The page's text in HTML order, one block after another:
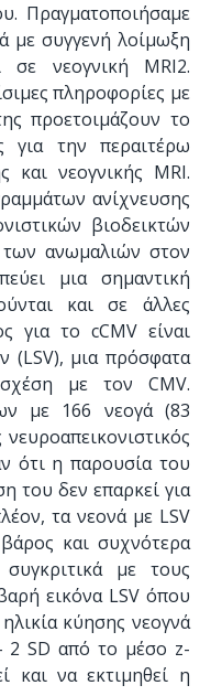
Πραγματοποιήσαμε
με συγγενή λοίμωξη
νεογνική MRI2.
πληροφορίες με
προετοιμάζουν το
για την περαιτέρω
και νεογνικής MRI.
ανίχνευσης
βιοδεικτών
των ανωμαλιών στον
μια σημαντική
και σε άλλες
για το cCMV είναι
(LSV), μια πρόσφατα
σχέση με τον CMV.
με 166 νεογά (83
ότι η παρουσία του
του δεν επαρκεί για
τα νεονά με LSV
και συχνότερα
με τους
εικόνα LSV όπου
κύησης νεογνά
2 SD από το μέσο z-
και να εκτιμηθεί η